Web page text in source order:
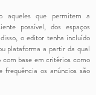
aqueles que permitem a
possível, dos espaços
o editor tenha incluído
plataforma a partir da qual
base em critérios como
frequência os anúncios são